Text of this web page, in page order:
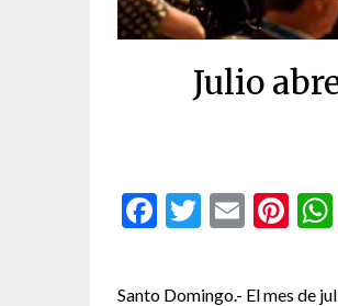
Julio
Facebook
Twitter
Email
Santo Domingo.- El mes de